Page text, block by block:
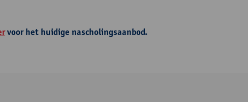
voor het huidige nascholingsaanbod.